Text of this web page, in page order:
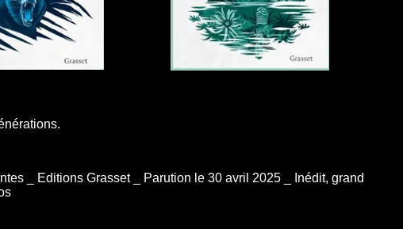
_ Editions Grasset _ Parution le 30 avril 2025 _ Inédit, grand